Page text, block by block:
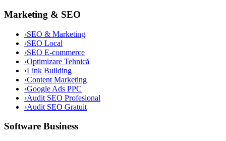
Marketing & SEO
›SEO & Marketing
›SEO Local
›SEO E-commerce
›Optimizare Tehnică
›Link Building
›Content Marketing
›Google Ads PPC
›Audit SEO Profesional
›Audit SEO Gratuit
Software Business